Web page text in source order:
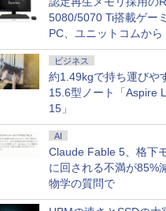
5080/5070 Ti搭載ゲー
PC、ユニットコムから
ビジネス
約1.49kgで持ち運びや
15.6型ノート「Aspire
15」
AI
Claude Fable 5、格下
に回される不満が85%
物学の質問で